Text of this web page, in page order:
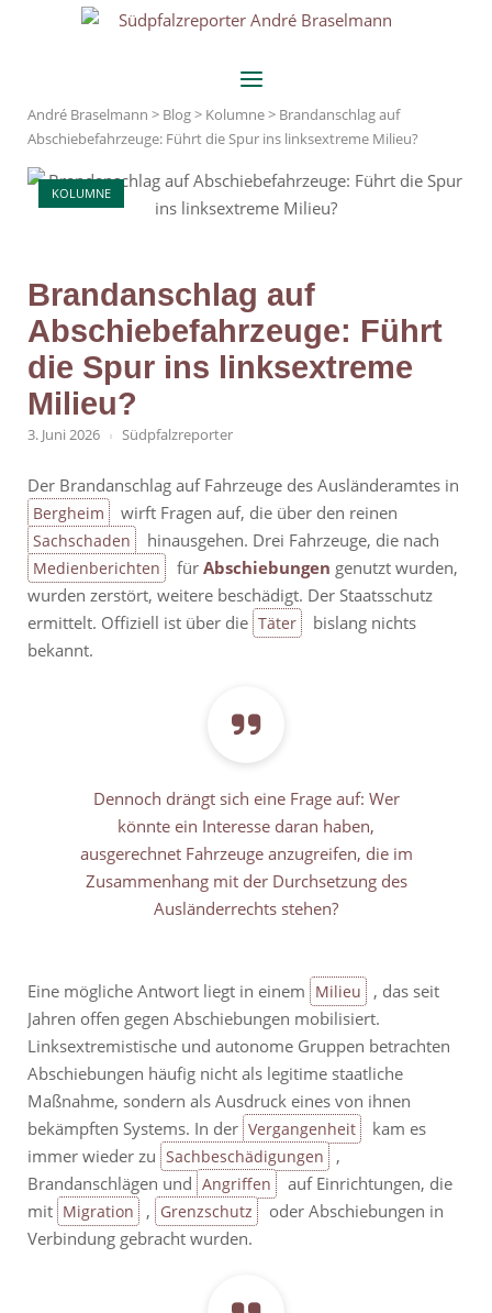
Home
Menu
André Braselmann > Blog> Kolumne> Brandanschlag auf
Abschiebefahrzeuge: Führt die Spur ins linksextreme Milieu?
KOLUMNE
Brandanschlag auf
Abschiebefahrzeuge: Führt
die Spur ins linksextreme
Milieu?
3. Juni 2026 Südpfalzreporter
Der Brandanschlag auf Fahrzeuge des Ausländeramtes in
Bergheim wirft Fragen auf, die über den reinen
Sachschaden hinausgehen. Drei Fahrzeuge, die nach
Medienberichten für Abschiebungen genutzt wurden,
wurden zerstört, weitere beschädigt. Der Staatsschutz
ermittelt. Offiziell ist über die Täter
bislang nichts
bekannt.
Dennoch drängt sich eine Frage auf: Wer
könnte ein Interesse daran haben,
ausgerechnet Fahrzeuge anzugreifen, die im
Zusammenhang mit der Durchsetzung des
Ausländerrechts stehen?
Eine mögliche Antwort liegt in einem Milieu
, das seit
Jahren offen gegen Abschiebungen mobilisiert.
Linksextremistische und autonome Gruppen betrachten
Abschiebungen häufig nicht als legitime staatliche
Maßnahme, sondern als Ausdruck eines von ihnen
bekämpften Systems. In der Vergangenheit
kam es
immer wieder zu Sachbeschädigungen
,
Brandanschlägen und Angriffen
auf Einrichtungen, die
mit Migration , Grenzschutz
oder Abschiebungen in
Verbindung gebracht wurden.